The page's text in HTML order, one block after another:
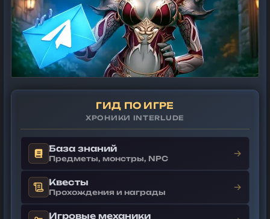
ГИД ПО ИГРЕ
ХРОНИКИ INTERLUDE
База знаний
Предметы, монстры, NPC →
Квесты
Прохождения и награды →
Игровые механики